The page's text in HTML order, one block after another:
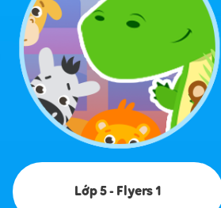
Lớp 5 - Flyers 1